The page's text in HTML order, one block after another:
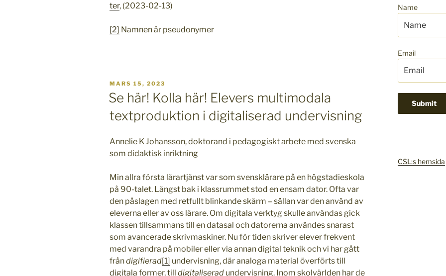
ter, (2023-02-13)
[2] Namnen är pseudonymer
PUBLICERAT
MARS 15, 2023
Se här! Kolla här! Elevers multimodala
textproduktion i digitaliserad undervisning
Annelie K Johansson, doktorand i pedagogiskt arbete med svenska
som didaktisk inriktning
Min allra första lärartjänst var som svensklärare på en högstadieskola
på 90-talet. Längst bak i klassrummet stod en ensam dator. Ofta var
den påslagen med retfullt blinkande skärm – sällan var den använd av
eleverna eller av oss lärare. Om digitala verktyg skulle användas gick
klassen tillsammans till en datasal och datorerna användes snarast
som avancerade skrivmaskiner. Nu för tiden skriver elever frekvent
med varandra på mobiler eller via annan digital teknik och vi har gått
fråndigifierad[1] undervisning, där analoga material överförts till
digitala former, till digitaliserad undervisning. Inom skolvärlden har de
Name
Email
CSL:s hemsida